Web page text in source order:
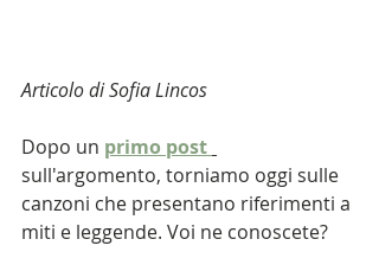
Articolo di Sofia Lincos
Dopo un primo post
sull'argomento, torniamo oggi sulle
canzoni che presentano riferimenti a
miti e leggende. Voi ne conoscete?